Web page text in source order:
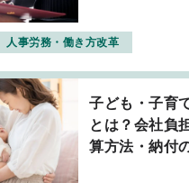
人事労務・働き方改革
子ども・子育
とは？会社負
算方法・納付